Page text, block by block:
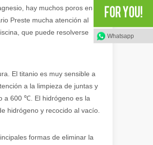
podrían decir que el corte por láser
hay muchos poros en la
Preste mucha atención al
que puede resolverse
El titanio es muy sensible a
a la limpieza de juntas y
a 600 ℃. El hidrógeno es la
hidrógeno y recocido al vacío.
formas de eliminar la
Whatsapp